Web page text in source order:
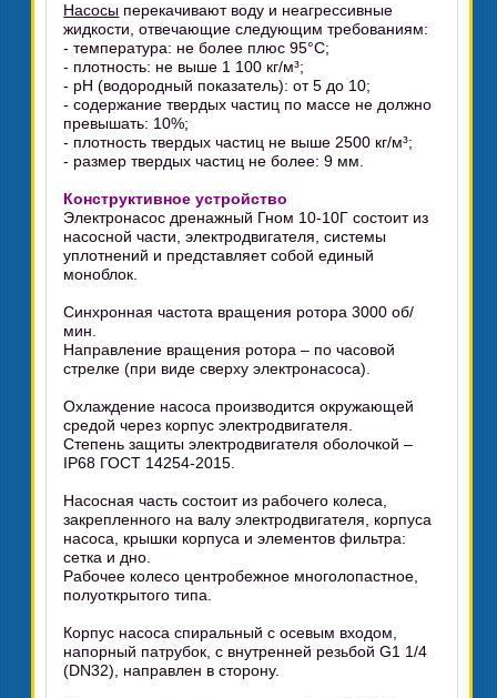
Насосы перекачивают воду и неагрессивные
жидкости, отвечающие следующим требованиям:
- температура: не более плюс 95°C;
- плотность: не выше 1 100 кг/м³;
- pH (водородный показатель): от 5 до 10;
- содержание твердых частиц по массе не должно
превышать: 10%;
- плотность твердых частиц не выше 2500 кг/м³;
- размер твердых частиц не более: 9 мм.
Конструктивное устройство
Электронасос дренажный Гном 10-10Г состоит из
насосной части, электродвигателя, системы
уплотнений и представляет собой единый
моноблок.
Синхронная частота вращения ротора 3000 об/
мин.
Направление вращения ротора – по часовой
стрелке (при виде сверху электронасоса).
Охлаждение насоса производится окружающей
средой через корпус электродвигателя.
Степень защиты электродвигателя оболочкой –
IP68 ГОСТ 14254-2015.
Насосная часть состоит из рабочего колеса,
закрепленного на валу электродвигателя, корпуса
насоса, крышки корпуса и элементов фильтра:
сетка и дно.
Рабочее колесо центробежное многолопастное,
полуоткрытого типа.
Корпус насоса спиральный с осевым входом,
напорный патрубок, с внутренней резьбой G1 1/4
(DN32), направлен в сторону.